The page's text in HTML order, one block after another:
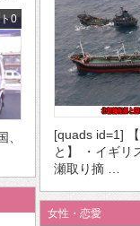
0
[quads id=1]
と】 ・イギリ
瀬取り摘 …
女性・恋愛